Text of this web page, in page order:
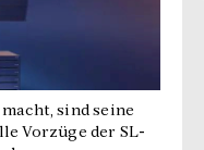
macht, sind seine
Vorzüge der SL-